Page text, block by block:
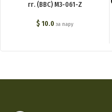
гг. (ВВС) M3-061-Z
$ 10.0 за пару